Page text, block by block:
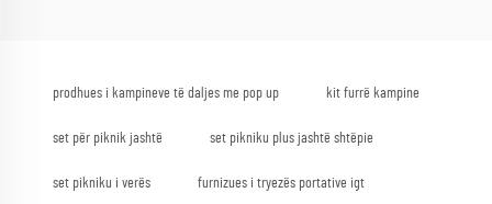
prodhues i kampineve të daljes me pop up kit furrë kampine
set për piknik jashtë set pikniku plus jashtë shtëpie
set pikniku i verës furnizues i tryezës portative igt